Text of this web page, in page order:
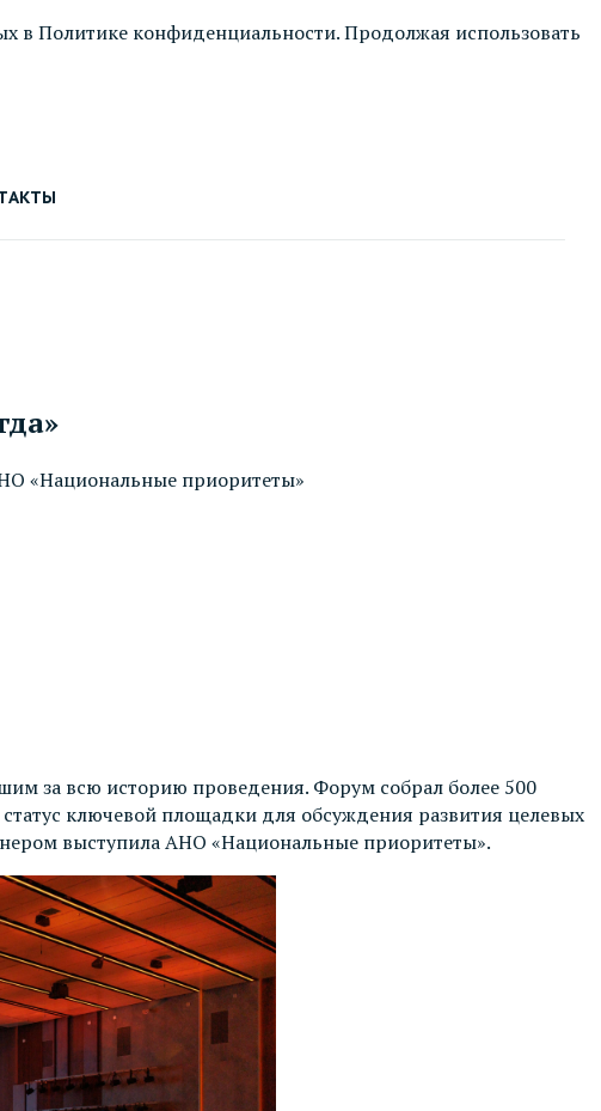
в Политике конфиденциальности. Продолжая использовать
«Национальные приоритеты»
за всю историю проведения. Форум собрал более 500
ключевой площадки для обсуждения развития целевых
выступила АНО «Национальные приоритеты».